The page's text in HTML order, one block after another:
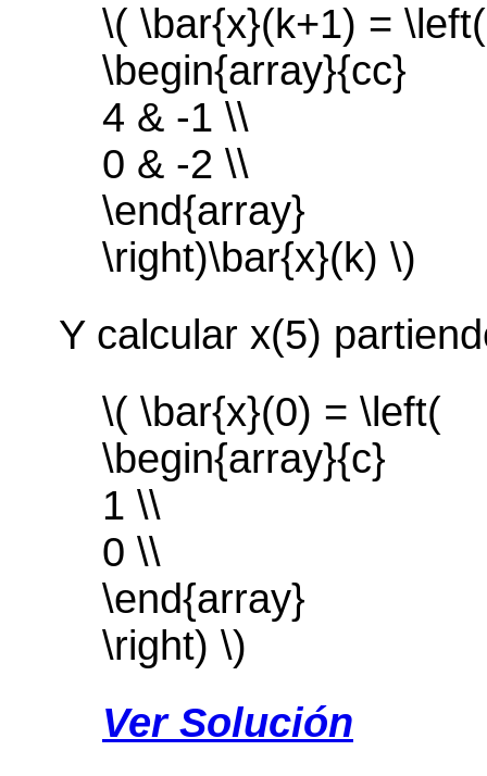
\( \bar{x}(k+1) = \left(
\begin{array}{cc}
4 & -1 \\
0 & -2 \\
\end{array}
\right)\bar{x}(k) \)
Y calcular x(5)
\( \bar{x}(0) = \left(
\begin{array}{c}
1 \\
0 \\
\end{array}
\right) \)
Ver Solución